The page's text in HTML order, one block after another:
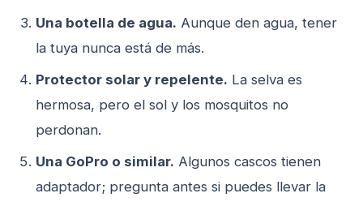
Una botella de agua. Aunque den agua, tener
la tuya nunca está de más.
Protector solar y repelente. La selva es
hermosa, pero el sol y los mosquitos no
perdonan.
Una GoPro o similar. Algunos cascos tienen
adaptador; pregunta antes si puedes llevar la